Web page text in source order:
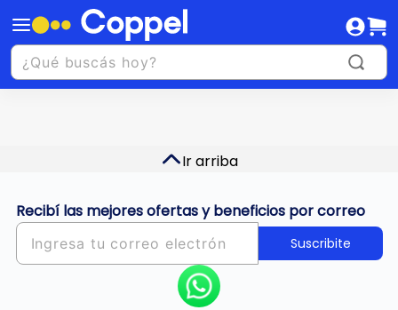
Ir arriba
Recibí las mejores ofertas y beneficios por correo
Suscribite